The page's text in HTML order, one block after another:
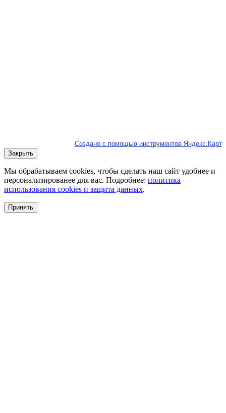
Создано с помощью инструментов Яндекс.Карт
Закрыть
Мы обрабатываем cookies, чтобы сделать наш сайт удобнее и
персонализированее для вас. Подробнее: политика
использования cookies и защита данных.
Принять